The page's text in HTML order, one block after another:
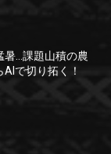
暑…課題山積の農
で切り拓く！